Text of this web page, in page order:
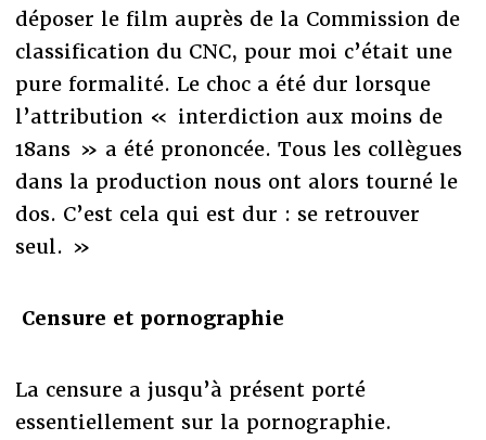
déposer le film auprès de la Commission de
classification du CNC, pour moi c’était une
pure formalité. Le choc a été dur lorsque
l’attribution « interdiction aux moins de
18ans » a été prononcée. Tous les collègues
dans la production nous ont alors tourné le
dos. C’est cela qui est dur : se retrouver
seul. »
Censure et pornographie
La censure a jusqu’à présent porté
essentiellement sur la pornographie.